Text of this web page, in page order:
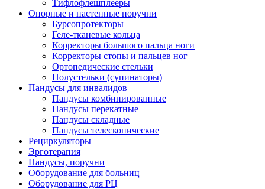
Тифлофлешплееры
Опорные и настенные поручни
Бурсопротекторы
Геле-тканевые кольца
Корректоры большого пальца ноги
Корректоры стопы и пальцев ног
Ортопедические стельки
Полустельки (супинаторы)
Пандусы для инвалидов
Пандусы комбинированные
Пандусы перекатные
Пандусы складные
Пандусы телескопические
Рециркуляторы
Эрготерапия
Пандусы, поручни
Оборудование для больниц
Оборудование для РЦ